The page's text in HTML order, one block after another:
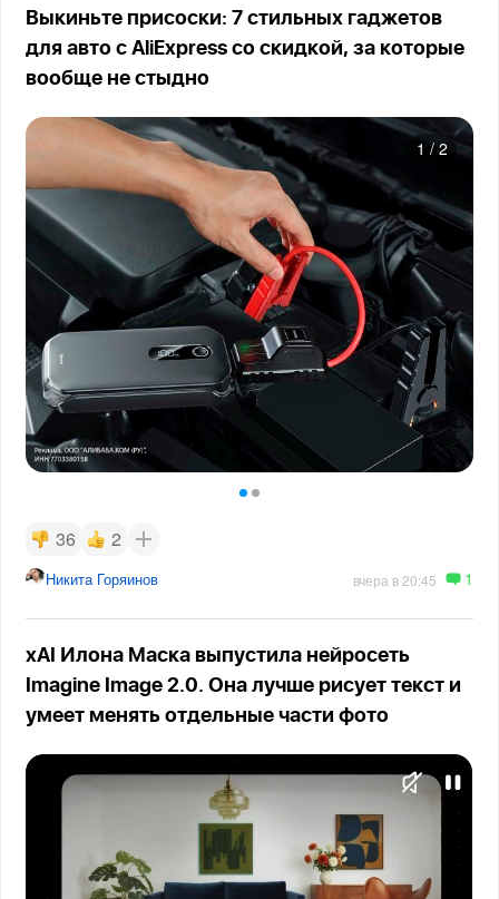
Выкиньте присоски: 7 стильных гаджетов
для авто с AliExpress со скидкой, за которые
вообще не стыдно
1 / 2
36 2
Никита Горяинов вчера в 20:45 1
xAI Илона Маска выпустила нейросеть
Imagine Image 2.0. Она лучше рисует текст и
умеет менять отдельные части фото